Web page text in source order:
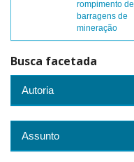
rompimento de
barragens de
mineração
Busca facetada
Autoria
Assunto